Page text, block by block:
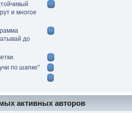
и многое
до
по шапке"
активных авторов